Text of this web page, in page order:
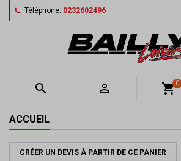
Téléphone: 0232602496
  shopping_cart0
ACCUEIL
CRÉER UN DEVIS À PARTIR DE CE PANIER